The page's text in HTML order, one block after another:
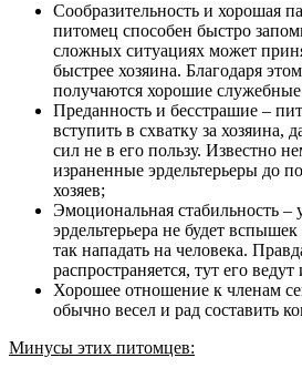
Сообразительность и хорошая
питомец способен быстро
сложных ситуациях может
быстрее хозяина. Благодаря
получаются хорошие служебные
Преданность и бесстрашие –
вступить в схватку за хозяина,
сил не в его пользу. Известно
израненные эрдельтерьеры до
хозяев;
Эмоциональная стабильность –
эрдельтерьера не будет
так нападать на человека.
распространяется, тут его
Хорошее отношение к членам
обычно весел и рад составить
Минусы этих питомцев: